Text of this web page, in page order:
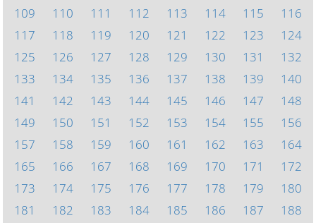
109
110 111 112 113 114 115
116
117
118 119 120 121 122 123
124
125
126 127 128 129 130 131
132
133
134 135 136 137 138 139
140
141
142 143 144 145 146 147
148
149
150 151 152 153 154 155
156
157
158 159 160 161 162 163
164
165
166 167 168 169 170 171
172
173
174 175 176 177 178 179
180
181
182 183 184 185 186 187
188